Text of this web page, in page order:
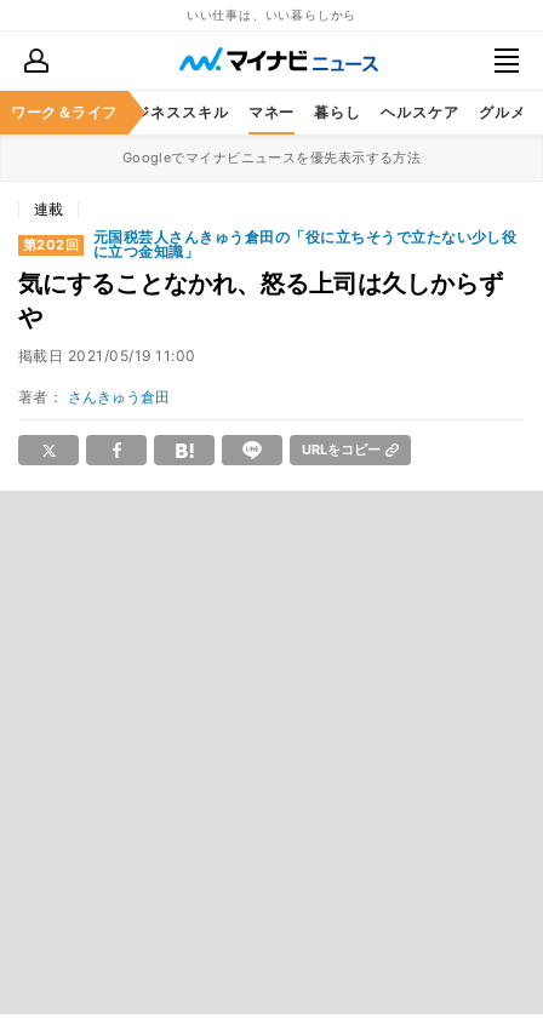
いい仕事は、いい暮らしから
ワーク＆ライフ
キャリア ビジネススキル マネー 暮らし ヘルスケア グルメ
Googleでマイナビニュースを優先表示する方法
連載
第202回
元国税芸人さんきゅう倉田の「役に立ちそうで立たない少し役
に立つ金知識」
気にすることなかれ、怒る上司は久しからず
や
掲載日 2021/05/19 11:00
著者： さんきゅう倉田
URLをコピー